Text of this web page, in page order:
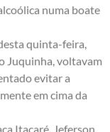
numa boate
quinta-feira,
Juquinha, voltavam
evitar a
em cima da
Itacaré. Jeferson